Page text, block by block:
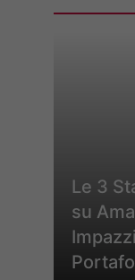
Le 3
su